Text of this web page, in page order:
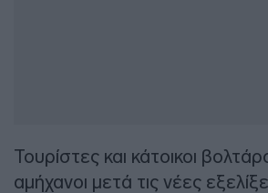
Τουρίστες και κάτοικοι
αμήχανοι μετά τις νέες